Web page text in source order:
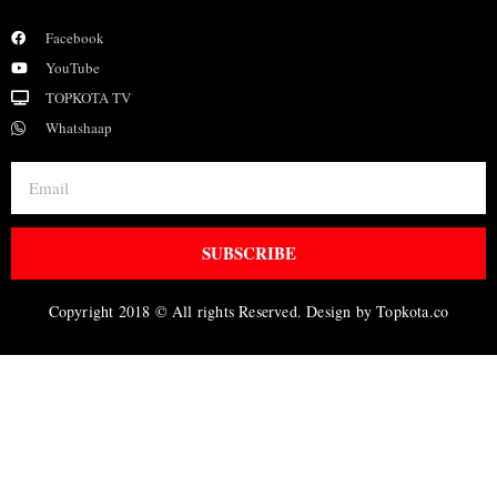
Facebook
YouTube
TOPKOTA TV
Whatshaap
SUBSCRIBE
Copyright 2018 © All rights Reserved. Design by Topkota.co